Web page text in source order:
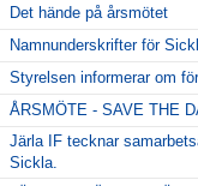
Det hände på årsmötet
Namnunderskrifter för
Styrelsen informerar om
ÅRSMÖTE - SAVE THE
Järla IF tecknar
Sickla.